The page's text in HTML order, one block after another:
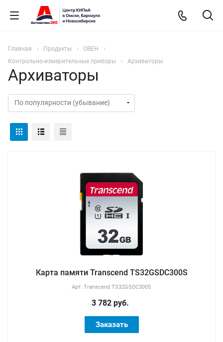
Главная Продукты
ОВЕН
Контрольно-измерительные приборы
Архиваторы
Архиваторы
Карта памяти Transcend TS32GSDC300S
Арт. Transcend TS32GSDC300S
3 782 руб.
Заказать